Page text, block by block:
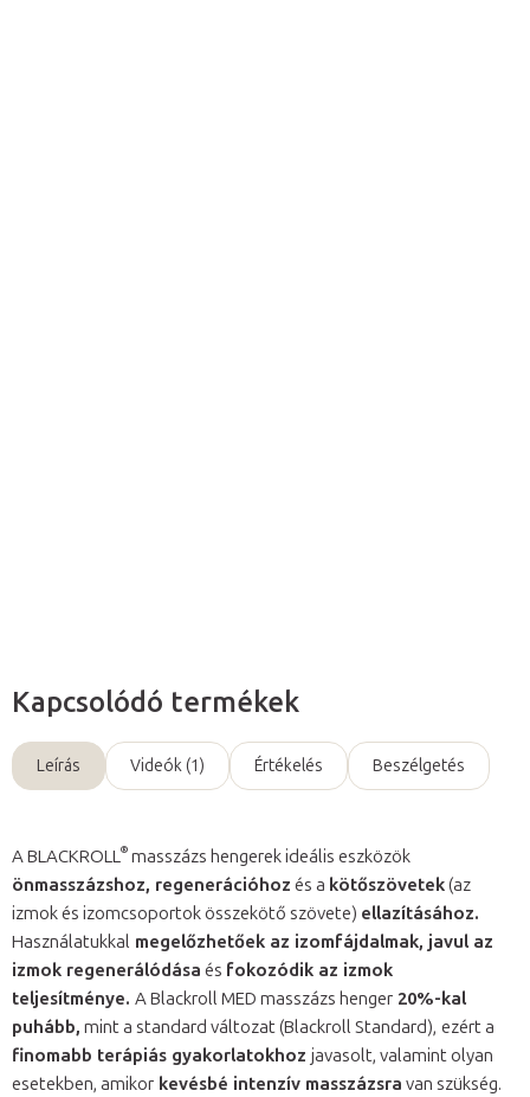
Kapcsolódó termékek
Leírás Videók (1) Értékelés Beszélgetés
A BLACKROLL® masszázs hengerek ideális eszközök
önmasszázshoz, regenerációhoz és a kötőszövetek(az
izmok és izomcsoportok összekötő szövete) ellazításához.
Használatukkal megelőzhetőek az izomfájdalmak, javul az
izmok regenerálódása és fokozódik az izmok
teljesítménye. A Blackroll MED masszázs henger 20%-kal
puhább, mint a standard változat (Blackroll Standard), ezért a
finomabb terápiás gyakorlatokhoz javasolt, valamint olyan
esetekben, amikor kevésbé intenzív masszázsra van szükség.